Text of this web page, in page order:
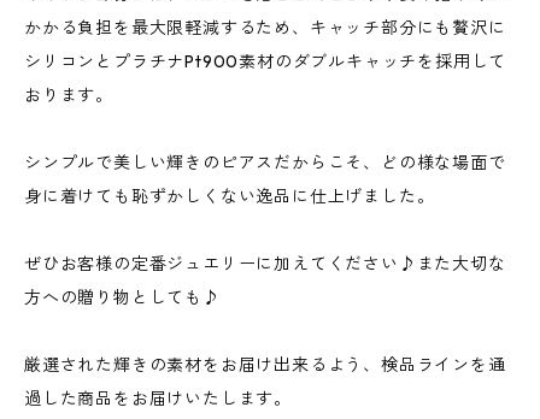
かかる負担を最大限軽減するため、キャッチ部分にも贅沢に
シリコンとプラチナPt900素材のダブルキャッチを採用して
おります。
シンプルで美しい輝きのピアスだからこそ、どの様な場面で
身に着けても恥ずかしくない逸品に仕上げました。
ぜひお客様の定番ジュエリーに加えてください♪また大切な
方への贈り物としても♪
厳選された輝きの素材をお届け出来るよう、検品ラインを通
過した商品をお届けいたします。